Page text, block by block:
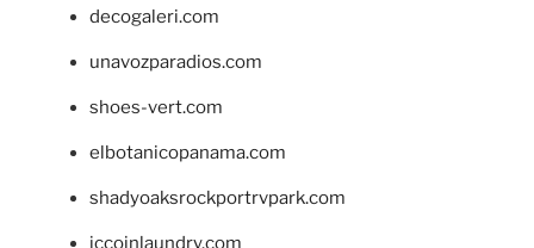
decogaleri.com
unavozparadios.com
shoes-vert.com
elbotanicopanama.com
shadyoaksrockportrvpark.com
jccoinlaundry.com